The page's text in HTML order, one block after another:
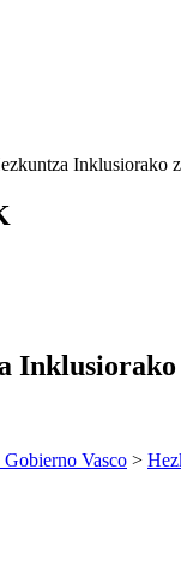
Inklusiorako
Vasco >